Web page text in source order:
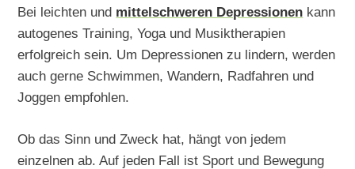
Bei leichten und mittelschweren Depressionen kann
autogenes Training, Yoga und Musiktherapien
erfolgreich sein. Um Depressionen zu lindern, werden
auch gerne Schwimmen, Wandern, Radfahren und
Joggen empfohlen.
Ob das Sinn und Zweck hat, hängt von jedem
einzelnen ab. Auf jeden Fall ist Sport und Bewegung